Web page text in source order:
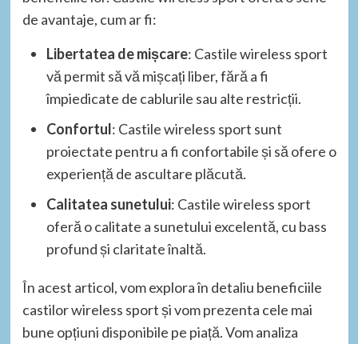
de avantaje, cum ar fi:
Libertatea de mișcare: Castile wireless sport
vă permit să vă mișcați liber, fără a fi
împiedicate de cablurile sau alte restricții.
Confortul: Castile wireless sport sunt
proiectate pentru a fi confortabile și să ofere o
experiență de ascultare plăcută.
Calitatea sunetului: Castile wireless sport
oferă o calitate a sunetului excelentă, cu bass
profund și claritate înaltă.
În acest articol, vom explora în detaliu beneficiile
castilor wireless sport și vom prezenta cele mai
bune opțiuni disponibile pe piață. Vom analiza